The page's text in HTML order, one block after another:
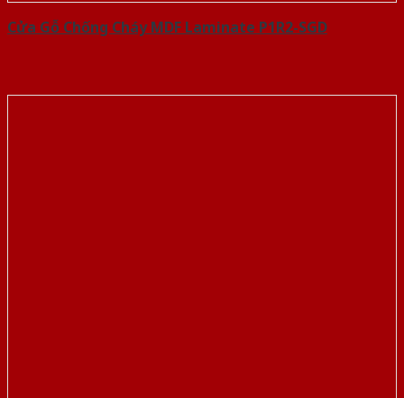
Cửa Gỗ Chống Cháy MDF Laminate P1R2-SGD